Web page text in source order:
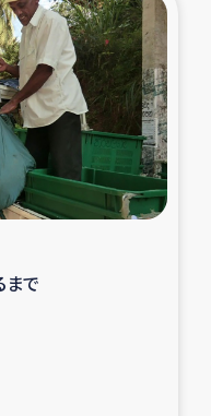
災者支援
ー・リサイクル・プロ
業
まで